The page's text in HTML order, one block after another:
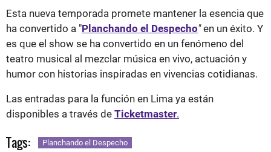
Esta nueva temporada promete mantener la esencia que
ha convertido a "Planchando el Despecho"en un éxito. Y
es que el show se ha convertido en un fenómeno del
teatro musical al mezclar música en vivo, actuación y
humor con historias inspiradas en vivencias cotidianas.
Las entradas para la función en Lima ya están
disponibles a través de Ticketmaster.
Tags: Planchando el Despecho